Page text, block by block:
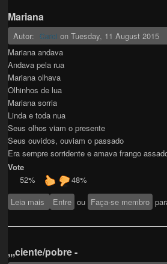
Mariana
Autor: Carol onTuesday, 11 August 2015
Mariana andava
Andava pela rua
Mariana olhava
Olhinhos de lua
Mariana sorria
Linda e toda nua
Seus olhos viam o presente
Seus ouvidos, ouviam o passado
Era sempre sorridente e amava frango
Vote
52%
48%
Leia mais sobre Mariana
Entre ou Faça-se membro
,,,ciente/pobre -